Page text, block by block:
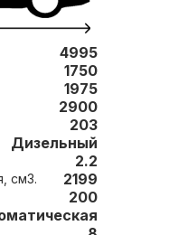
4995
1750
1975
2900
203
Дизельный
2.2
Рабочий объем двигателя, см3. 2199
200